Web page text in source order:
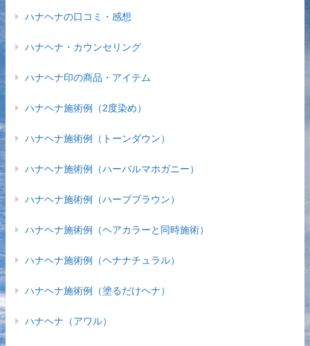
ハナヘナの口コミ・感想
ハナヘナ・カウンセリング
ハナヘナ印の商品・アイテム
ハナヘナ施術例（2度染め）
ハナヘナ施術例（トーンダウン）
ハナヘナ施術例（ハーバルマホガニー）
ハナヘナ施術例（ハーブブラウン）
ハナヘナ施術例（ヘアカラーと同時施術）
ハナヘナ施術例（ヘナナチュラル）
ハナヘナ施術例（塗るだけヘナ）
ハナヘナ（アワル）